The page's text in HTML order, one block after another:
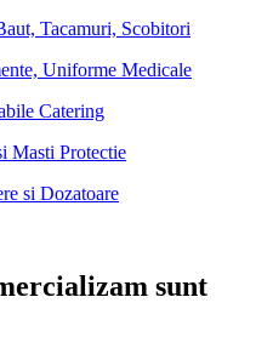
Tacamuri, Scobitori
Uniforme Medicale
Catering
Masti Protectie
si Dozatoare
sunt